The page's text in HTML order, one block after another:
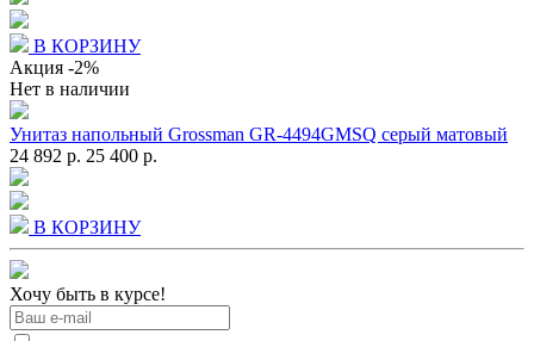
В КОРЗИНУ
Акция -2%
Нет в наличии
Унитаз напольный Grossman GR-4494GMSQ серый матовый
24 892 р. 25 400 р.
В КОРЗИНУ
Хочу быть в курсе!